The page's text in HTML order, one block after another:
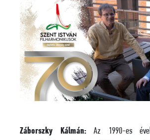
Záborszky Kálmán:Az 1990-es